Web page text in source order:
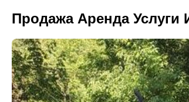
Продажа Аренда Услуги